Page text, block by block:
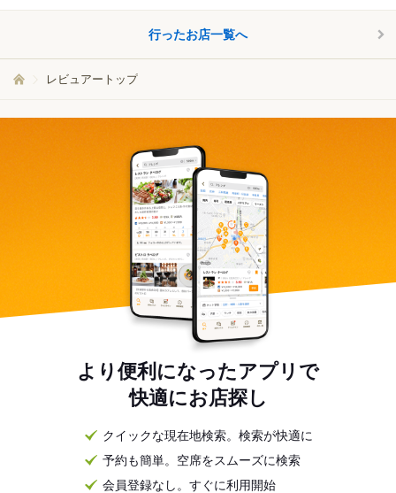
行ったお店一覧へ
レビュアートップ
より便利になったアプリで
快適にお店探し
クイックな現在地検索。検索が快適に
予約も簡単。空席をスムーズに検索
会員登録なし。すぐに利用開始